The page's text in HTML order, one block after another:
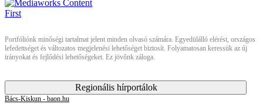
Portfóliónk minőségi tartalmat jelent minden olvasó számára. Egyedülálló elérést, országos
lefedettséget és változatos megjelenési lehetőséget biztosít. Folyamatosan keressük az új
irányokat és fejlődési lehetőségeket. Ez jövőnk záloga.
Regionális hírportálok
Bács-Kiskun - baon.hu